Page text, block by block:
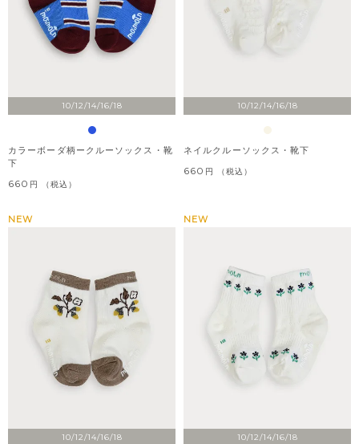
10/12/14/16/18
カラーボーダ柄ークルーソックス・靴
下
660 税込
10/12/14/16/18
ネイルクルーソックス・靴下
660 税込
10/12/14/16/18
NEW
10/12/14/16/18
NEW